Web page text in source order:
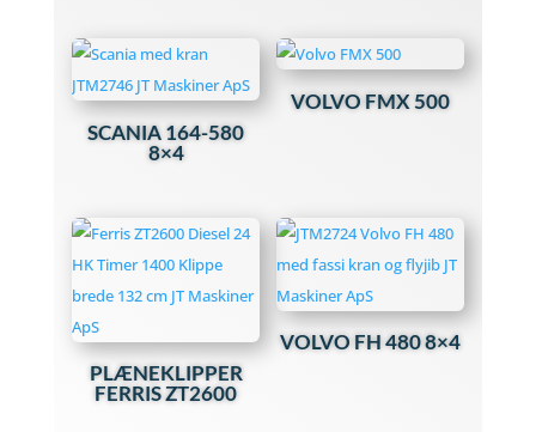
SCANIA 164-580
8×4
VOLVO FMX 500
PLÆNEKLIPPER
FERRIS ZT2600
VOLVO FH 480 8×4